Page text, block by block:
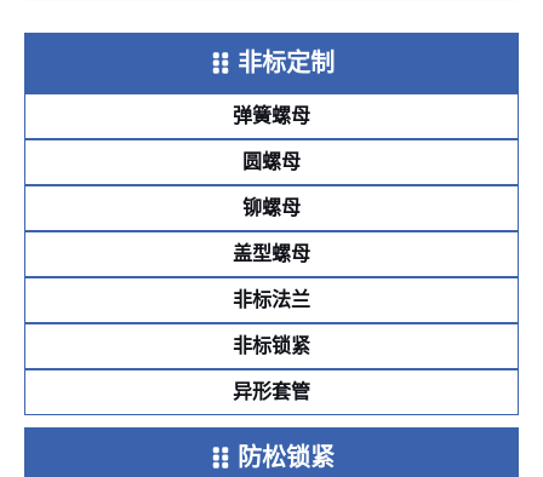
非标定制
弹簧螺母
圆螺母
铆螺母
盖型螺母
非标法兰
非标锁紧
异形套管
防松锁紧